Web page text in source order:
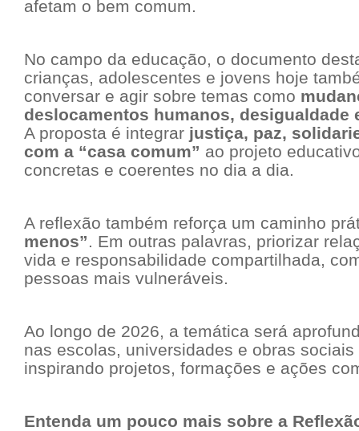
afetam o bem comum.
No campo da educação, o documento
crianças, adolescentes e jovens hoje
conversar e agir sobre temas como
deslocamentos humanos, desigualdade
A proposta é integrar justiça, paz,
com a “casa comum” ao projeto
concretas e coerentes no dia a dia.
A reflexão também reforça um caminho
menos”. Em outras palavras, priorizar
vida e responsabilidade compartilhada,
pessoas mais vulneráveis.
Ao longo de 2026, a temática será
nas escolas, universidades e obras
inspirando projetos, formações e ações
Entenda um pouco mais sobre a